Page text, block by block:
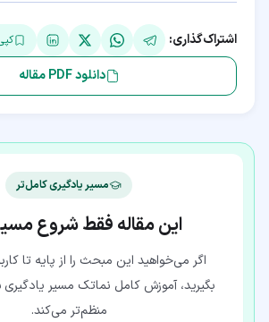
اشتراک‌گذاری:
دانلود PDF مقاله
مسیر یادگیری کامل‌تر
این مقاله فقط شروع
اگر می‌خواهید این مبحث را از پایه تا
بگیرید، آموزش کامل نماتک مسیر یادگیری
منظم‌تر می‌کند.